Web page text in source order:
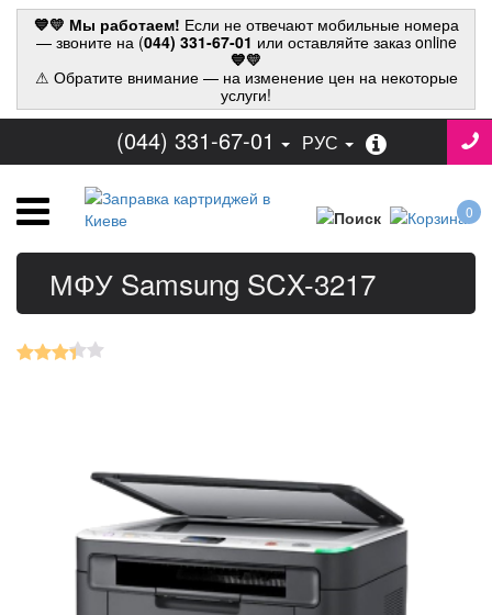
💙💛 Мы работаем! Если не отвечают мобильные номера
— звоните на (044) 331-67-01 или оставляйте заказ online
💙💛
⚠ Обратите внимание — на изменение цен на некоторые
услуги!
(044) 331-67-01 РУС
0
МФУ Samsung SCX-3217